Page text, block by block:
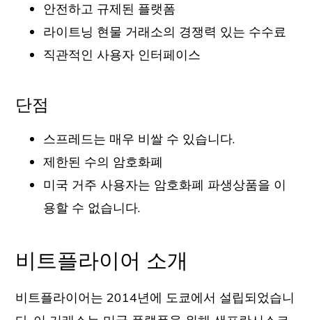
안전하고 규제된 플랫폼
라이트닝 현물 거래소의 경쟁력 있는 수수료
직관적인 사용자 인터페이스
단점
스프레드는 매우 비쌀 수 있습니다.
제한된 수의 암호화폐
미국 거주 사용자는 암호화폐 파생상품을 이
용할 수 없습니다.
비트플라이어 소개
비트플라이어는 2014년에 도쿄에서 설립되었습니